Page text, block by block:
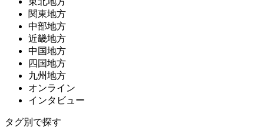
関東地方
中部地方
近畿地方
中国地方
四国地方
九州地方
オンライン
インタビュー
タグ別で探す